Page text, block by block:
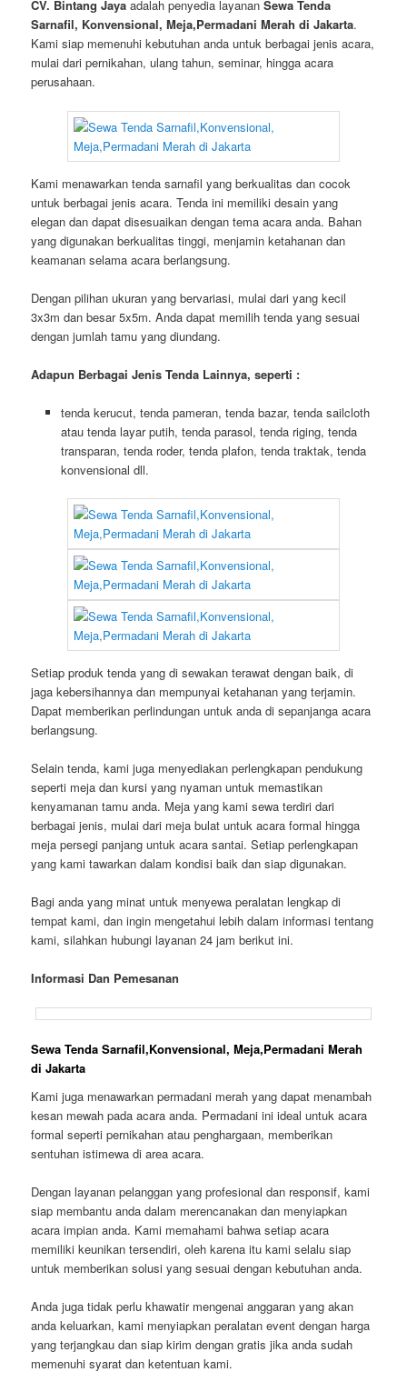
CV. Bintang Jaya adalah penyedia layananSewa Tenda
Sarnafil, Konvensional, Meja,Permadani Merah di Jakarta.
Kami siap memenuhi kebutuhan anda untuk berbagai jenis acara,
mulai dari pernikahan, ulang tahun, seminar, hingga acara
perusahaan.
Kami menawarkan tenda sarnafil yang berkualitas dan cocok
untuk berbagai jenis acara. Tenda ini memiliki desain yang
elegan dan dapat disesuaikan dengan tema acara anda. Bahan
yang digunakan berkualitas tinggi, menjamin ketahanan dan
keamanan selama acara berlangsung.
Dengan pilihan ukuran yang bervariasi, mulai dari yang kecil
3x3m dan besar 5x5m. Anda dapat memilih tenda yang sesuai
dengan jumlah tamu yang diundang.
Adapun Berbagai Jenis Tenda Lainnya, seperti :
tenda kerucut, tenda pameran, tenda bazar, tenda sailcloth
atau tenda layar putih, tenda parasol, tenda riging, tenda
transparan, tenda roder, tenda plafon, tenda traktak, tenda
konvensional dll.
Setiap produk tenda yang di sewakan terawat dengan baik, di
jaga kebersihannya dan mempunyai ketahanan yang terjamin.
Dapat memberikan perlindungan untuk anda di sepanjanga acara
berlangsung.
Selain tenda, kami juga menyediakan perlengkapan pendukung
seperti meja dan kursi yang nyaman untuk memastikan
kenyamanan tamu anda. Meja yang kami sewa terdiri dari
berbagai jenis, mulai dari meja bulat untuk acara formal hingga
meja persegi panjang untuk acara santai. Setiap perlengkapan
yang kami tawarkan dalam kondisi baik dan siap digunakan.
Bagi anda yang minat untuk menyewa peralatan lengkap di
tempat kami, dan ingin mengetahui lebih dalam informasi tentang
kami, silahkan hubungi layanan 24 jam berikut ini.
Informasi Dan Pemesanan
Sewa Tenda Sarnafil,Konvensional, Meja,Permadani Merah
di Jakarta
Kami juga menawarkan permadani merah yang dapat menambah
kesan mewah pada acara anda. Permadani ini ideal untuk acara
formal seperti pernikahan atau penghargaan, memberikan
sentuhan istimewa di area acara.
Dengan layanan pelanggan yang profesional dan responsif, kami
siap membantu anda dalam merencanakan dan menyiapkan
acara impian anda. Kami memahami bahwa setiap acara
memiliki keunikan tersendiri, oleh karena itu kami selalu siap
untuk memberikan solusi yang sesuai dengan kebutuhan anda.
Anda juga tidak perlu khawatir mengenai anggaran yang akan
anda keluarkan, kami menyiapkan peralatan event dengan harga
yang terjangkau dan siap kirim dengan gratis jika anda sudah
memenuhi syarat dan ketentuan kami.